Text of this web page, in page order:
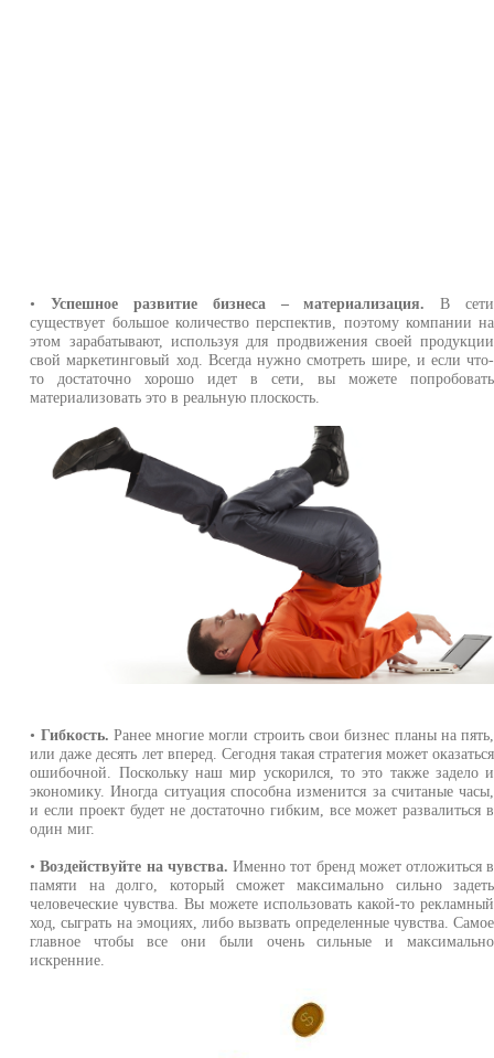
•Успешное развитие бизнеса – материализация. В сети
существует большое количество перспектив, поэтому компании на
этом зарабатывают, используя для продвижения своей продукции
свой маркетинговый ход. Всегда нужно смотреть шире, и если что-
то достаточно хорошо идет в сети, вы можете попробовать
материализовать это в реальную плоскость.
• Гибкость. Ранее многие могли строить свои бизнес планы на пять,
или даже десять лет вперед. Сегодня такая стратегия может оказаться
ошибочной. Поскольку наш мир ускорился, то это также задело и
экономику. Иногда ситуация способна изменится за считаные часы,
и если проект будет не достаточно гибким, все может развалиться в
один миг.
•Воздействуйте на чувства. Именно тот бренд может отложиться в
памяти на долго, который сможет максимально сильно задеть
человеческие чувства. Вы можете использовать какой-то рекламный
ход, сыграть на эмоциях, либо вызвать определенные чувства. Самое
главное чтобы все они были очень сильные и максимально
искренние.